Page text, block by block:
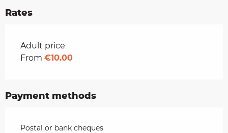
Rates
Rates 2026
Adult price
From €10.00
Payment methods
Postal or bank cheques